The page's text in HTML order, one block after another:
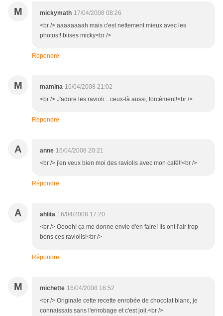
M mickymath 17/04/2008 08:26
<br /> aaaaaaaah mais c'est nettement mieux avec les
photos!! biises micky<br />
Répondre
M mamina 16/04/2008 21:02
<br /> J'adore les ravioli... ceux-là aussi, forcément!<br />
Répondre
A anne 16/04/2008 20:21
<br /> j'en veux bien moi des raviolis avec mon café!!<br />
Répondre
A ahlita 16/04/2008 17:20
<br /> Ooooh! ça me donne envie d'en faire! Ils ont l'air trop
bons ces raviolis!<br />
Répondre
M michette 16/04/2008 16:52
<br /> Originale cette recette enrobée de chocolat blanc, je
connaissais sans l'enrobage et c'est joli.<br />